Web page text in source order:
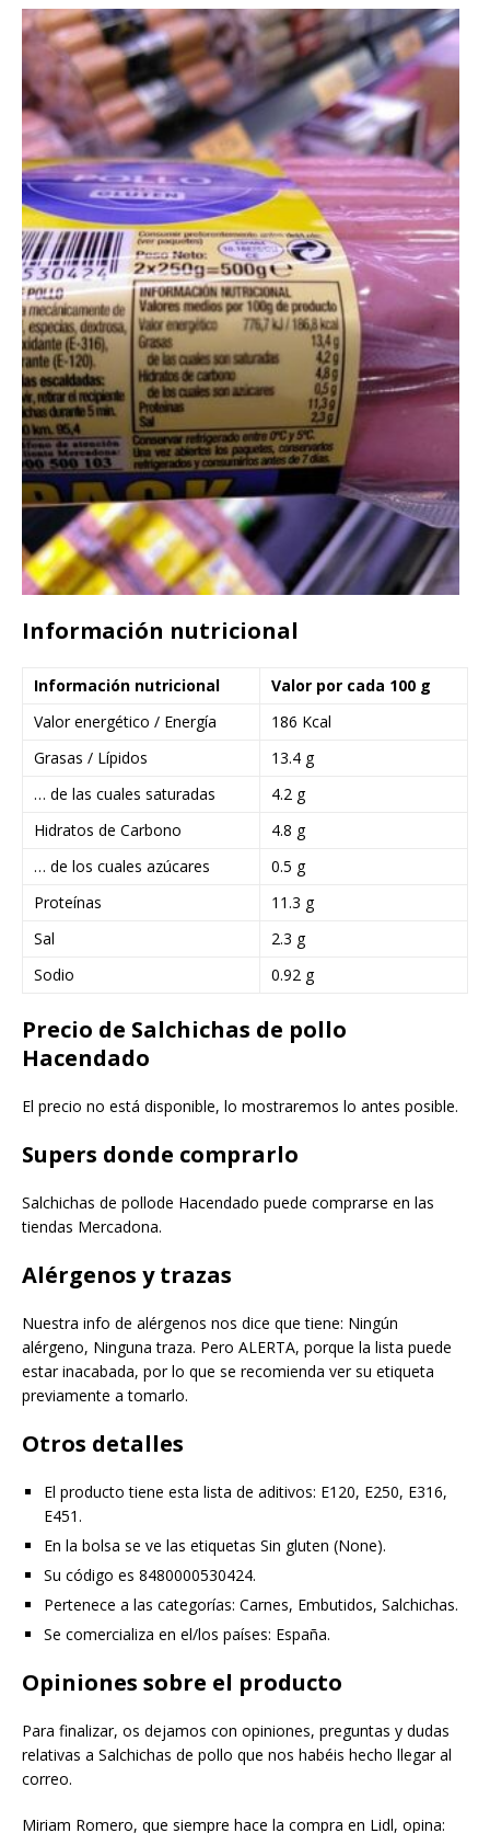
Información nutricional
Información nutricional
Valor por cada 100 g
Valor energético / Energía
186 Kcal
Grasas / Lípidos
13.4 g
… de las cuales saturadas
4.2 g
Hidratos de Carbono
4.8 g
… de los cuales azúcares
0.5 g
Proteínas
11.3 g
Sal
2.3 g
Sodio
0.92 g
Precio de Salchichas de pollo
Hacendado
El precio no está disponible, lo mostraremos lo antes posible.
Supers donde comprarlo
Salchichas de pollode Hacendado puede comprarse en las
tiendas Mercadona.
Alérgenos y trazas
Nuestra info de alérgenos nos dice que tiene: Ningún
alérgeno, Ninguna traza. Pero ALERTA, porque la lista puede
estar inacabada, por lo que se recomienda ver su etiqueta
previamente a tomarlo.
Otros detalles
El producto tiene esta lista de aditivos: E120, E250, E316,
E451.
En la bolsa se ve las etiquetas Sin gluten (None).
Su código es 8480000530424.
Pertenece a las categorías: Carnes, Embutidos, Salchichas.
Se comercializa en el/los países: España.
Opiniones sobre el producto
Para finalizar, os dejamos con opiniones, preguntas y dudas
relativas a Salchichas de pollo que nos habéis hecho llegar al
correo.
Miriam Romero, que siempre hace la compra en Lidl, opina: